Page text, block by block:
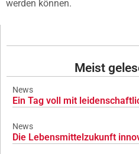
werden können.
Meist
News
Ein Tag voll mit
News
Die Lebensmittelzukunft